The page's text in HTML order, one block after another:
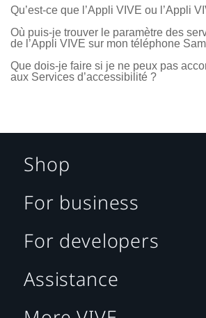
Qu’est-ce que l’Appli VIVE ou l’Appli
Où puis-je trouver le paramètre des
de l’Appli VIVE sur mon téléphone
Que dois-je faire si je ne peux pas
aux Services d’accessibilité ?
Shop
For business
For developers
Assistance